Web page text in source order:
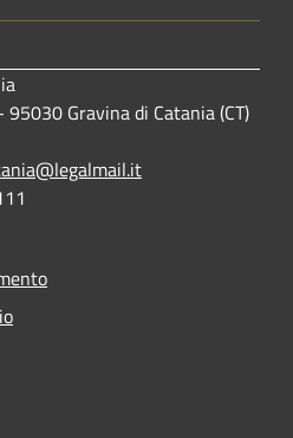
Gravina di Catania (CT)